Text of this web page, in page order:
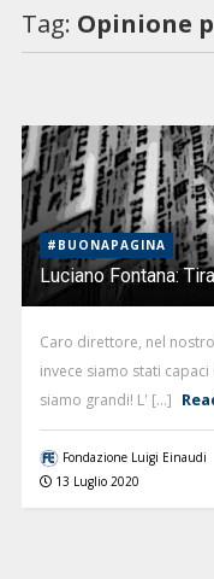
Tag: Opinione
#BUONAPAGINA
Luciano Fontana:
Caro direttore, nel
invece siamo stati
siamo grandi! L' [...]
Fondazione Luigi Einaudi
13 Luglio 2020